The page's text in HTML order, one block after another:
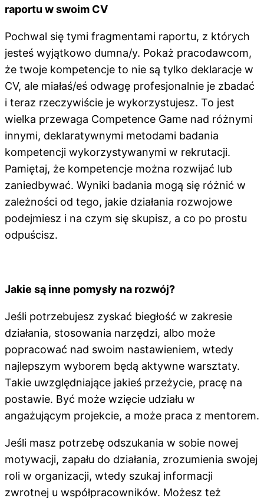
raportu w swoim CV
Pochwal się tymi fragmentami raportu, z których
jesteś wyjątkowo dumna/y. Pokaż pracodawcom,
że twoje kompetencje to nie są tylko deklaracje w
CV, ale miałaś/eś odwagę profesjonalnie je zbadać
i teraz rzeczywiście je wykorzystujesz. To jest
wielka przewaga Competence Game nad różnymi
innymi, deklaratywnymi metodami badania
kompetencji wykorzystywanymi w rekrutacji.
Pamiętaj, że kompetencje można rozwijać lub
zaniedbywać. Wyniki badania mogą się różnić w
zależności od tego, jakie działania rozwojowe
podejmiesz i na czym się skupisz, a co po prostu
odpuścisz.
Jakie są inne pomysły na rozwój?
Jeśli potrzebujesz zyskać biegłość w zakresie
działania, stosowania narzędzi, albo może
popracować nad swoim nastawieniem, wtedy
najlepszym wyborem będą aktywne warsztaty.
Takie uwzględniające jakieś przeżycie, pracę na
postawie. Być może wzięcie udziału w
angażującym projekcie, a może praca z mentorem.
Jeśli masz potrzebę odszukania w sobie nowej
motywacji, zapału do działania, zrozumienia swojej
roli w organizacji, wtedy szukaj informacji
zwrotnej u współpracowników. Możesz też